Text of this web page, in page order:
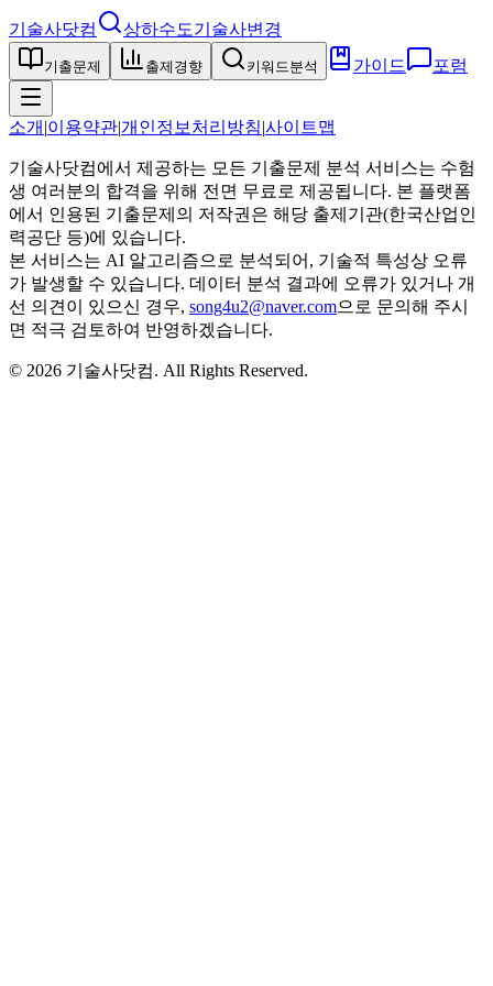
기술사닷컴 상하수도기술사변경
기출문제 출제경향 키워드분석 가이드 포럼
소개 |이용약관|개인정보처리방침|사이트맵
기술사닷컴에서 제공하는 모든 기출문제 분석 서비스는 수험
생 여러분의 합격을 위해 전면 무료로 제공됩니다. 본 플랫폼
에서 인용된 기출문제의 저작권은 해당 출제기관(한국산업인
력공단 등)에 있습니다.
본 서비스는 AI 알고리즘으로 분석되어, 기술적 특성상 오류
가 발생할 수 있습니다. 데이터 분석 결과에 오류가 있거나 개
선 의견이 있으신 경우, song4u2@naver.com으로 문의해 주시
면 적극 검토하여 반영하겠습니다.
© 2026 기술사닷컴. All Rights Reserved.